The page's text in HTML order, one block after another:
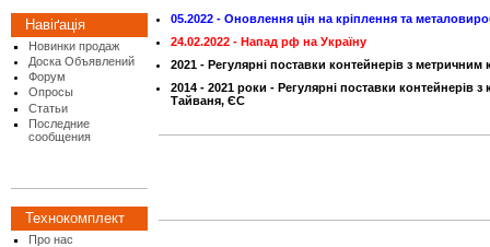
Навіґація
Новинки продаж
Доска Объявлений
Форум
Опросы
Статьи
Последние
сообщения
Технокомплект
Про нас
05.2022 - Оновлення цін на кріплення та
24.02.2022 - Напад рф на Україну
2021 - Регулярні поставки контейнерів з метричним
2014 - 2021 роки - Регулярні поставки контейнерів з
Тайваня, ЄС